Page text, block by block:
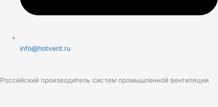
info@hotvent.ru
Российский производитель систем промышленной вентиляции